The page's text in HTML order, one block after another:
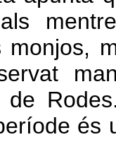
monjos,
és